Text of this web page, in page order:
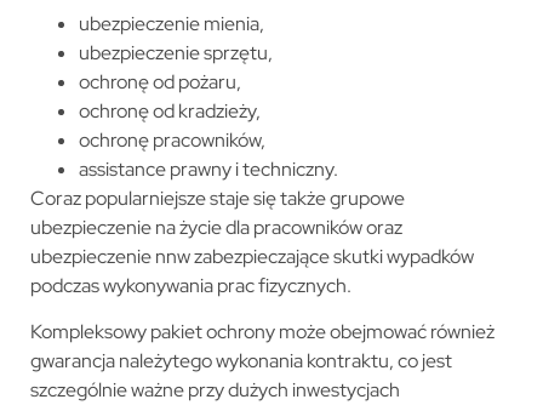
ubezpieczenie mienia,
ubezpieczenie sprzętu,
ochronę od pożaru,
ochronę od kradzieży,
ochronę pracowników,
assistance prawny i techniczny.
Coraz popularniejsze staje się także grupowe
ubezpieczenie na życie dla pracowników oraz
ubezpieczenie nnw zabezpieczające skutki wypadków
podczas wykonywania prac fizycznych.
Kompleksowy pakiet ochrony może obejmować również
gwarancja należytego wykonania kontraktu, co jest
szczególnie ważne przy dużych inwestycjach